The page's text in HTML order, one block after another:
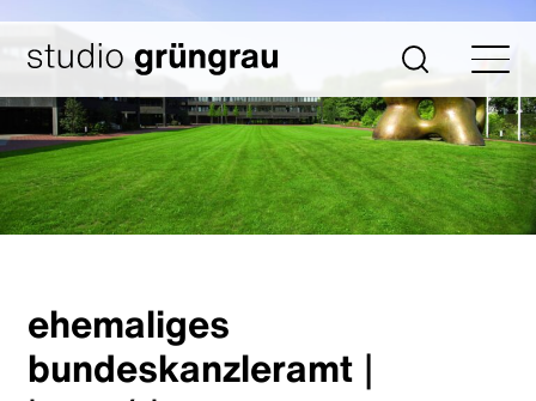
Inhalt
springen
Startseite Suche
ehemaliges
bundeskanzleramt|